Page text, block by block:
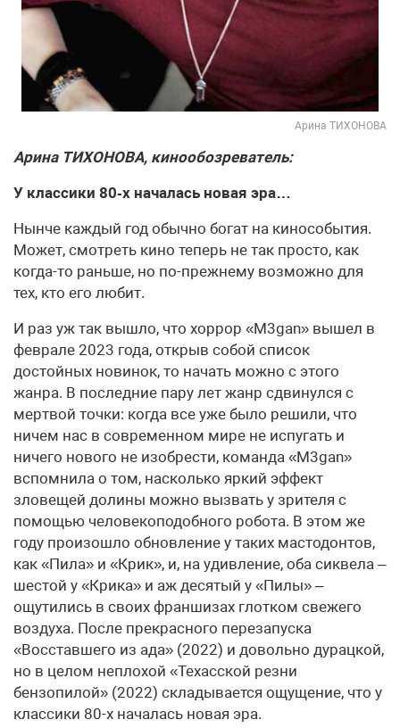
Арина ТИХОНОВА
Арина ТИХОНОВА, кинообозреватель:
У классики 80‑х началась новая эра…
Нынче каждый год обычно богат на кинособытия.
Может, смотреть кино теперь не так просто, как
когда-то раньше, но по-прежнему возможно для
тех, кто его любит.
И раз уж так вышло, что хоррор «M3gan» вышел в
феврале 2023 года, открыв собой список
достойных новинок, то начать можно с этого
жанра. В последние пару лет жанр сдвинулся с
мертвой точки: когда все уже было решили, что
ничем нас в современном мире не испугать и
ничего нового не изобрести, команда «M3gan»
вспомнила о том, насколько яркий эффект
зловещей долины можно вызвать у зрителя с
помощью человекоподобного робота. В этом же
году произошло обновление у таких мастодонтов,
как «Пила» и «Крик», и, на удивление, оба сиквела –
шестой у «Крика» и аж десятый у «Пилы» –
ощутились в своих франшизах глотком свежего
воздуха. После прекрасного перезапуска
«Восставшего из ада» (2022) и довольно дурацкой,
но в целом неплохой «Техасской резни
бензопилой» (2022) складывается ощущение, что у
классики 80-х началась новая эра.